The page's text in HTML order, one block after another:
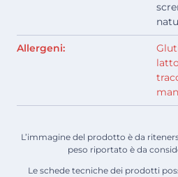
Allergeni:
L’immagine del prodotto è da
peso riportato è da
Le schede tecniche dei prodotti